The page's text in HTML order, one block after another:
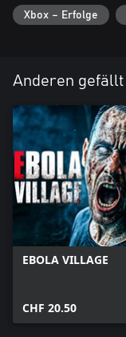
Xbox – Erfolge
Anderen gefällt
EBOLA VILLAGE
CHF 20.50